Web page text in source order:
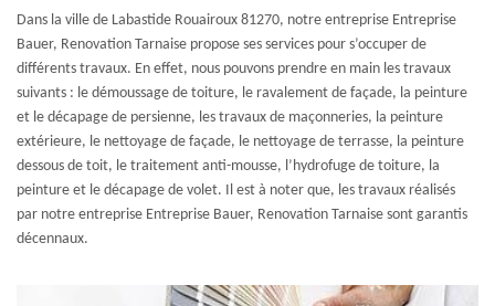
Dans la ville de Labastide Rouairoux 81270, notre entreprise Entreprise
Bauer, Renovation Tarnaise propose ses services pour s’occuper de
différents travaux. En effet, nous pouvons prendre en main les travaux
suivants : le démoussage de toiture, le ravalement de façade, la peinture
et le décapage de persienne, les travaux de maçonneries, la peinture
extérieure, le nettoyage de façade, le nettoyage de terrasse, la peinture
dessous de toit, le traitement anti-mousse, l’hydrofuge de toiture, la
peinture et le décapage de volet. Il est à noter que, les travaux réalisés
par notre entreprise Entreprise Bauer, Renovation Tarnaise sont garantis
décennaux.